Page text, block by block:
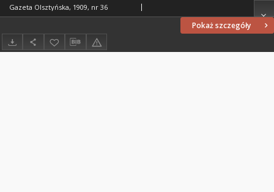
Pokaż szczegóły
Gazeta Olsztyńska, 1909, nr 36